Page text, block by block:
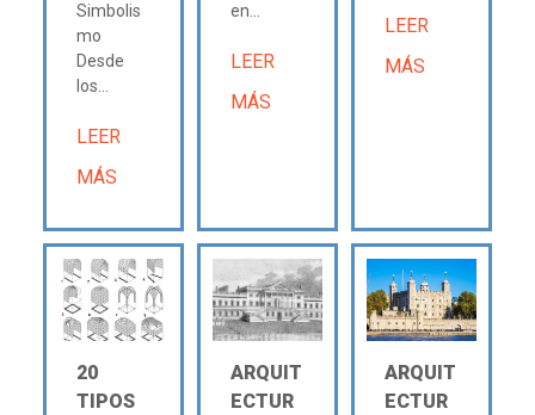
Simbolis
mo
Desde
los...
LEER
MÁS
en...
LEER
MÁS
LEER
MÁS
20
TIPOS
ARQUIT
ECTUR
ARQUIT
ECTUR